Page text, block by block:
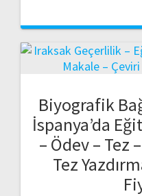
Biyografik
İspanya’da
– Ödev – Tez
Tez